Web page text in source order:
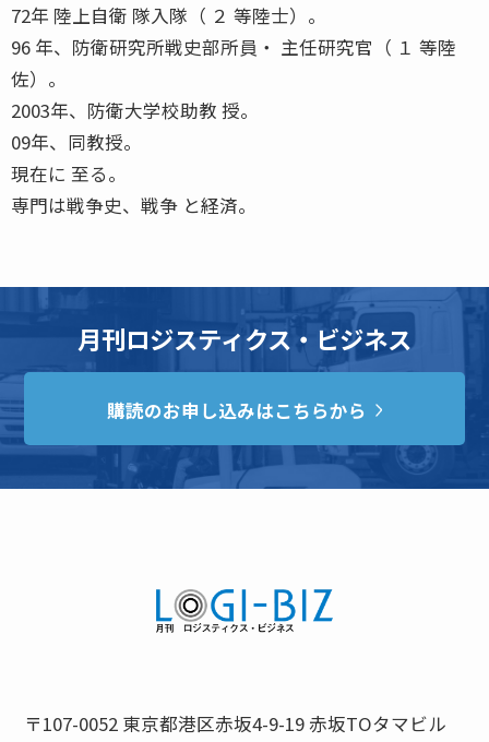
72年 陸上自衛 隊入隊（ ２ 等陸士）。
96 年、防衛研究所戦史部所員・ 主任研究官（ １ 等陸
佐）。
2003年、防衛大学校助教 授。
09年、同教授。
現在に 至る。
専門は戦争史、戦争 と経済。
月刊ロジスティクス・ビジネス
購読のお申し込みはこちらから
〒107-0052 東京都港区赤坂4-9-19 赤坂TOタマビル